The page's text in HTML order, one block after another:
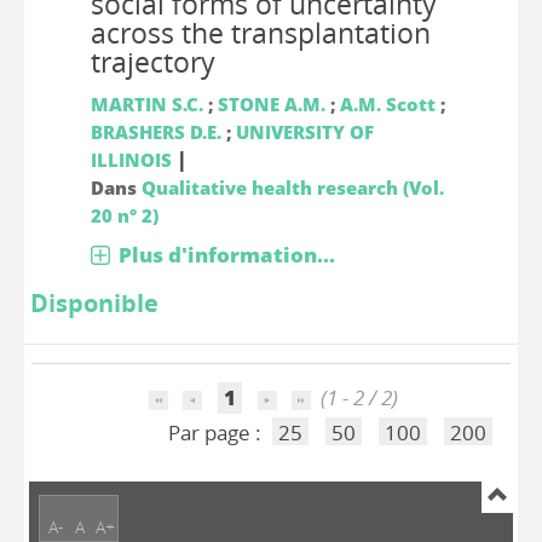
across the transplantation
trajectory
MARTIN S.C.; STONE A.M.; A.M. Scott;
BRASHERS D.E.; UNIVERSITY OF
ILLINOIS |
Dans Qualitative health research (Vol.
20 n° 2)
Plus d'information...
Disponible
1
(1 - 2 / 2)
Par page :
25 50 100 200
A- A A+